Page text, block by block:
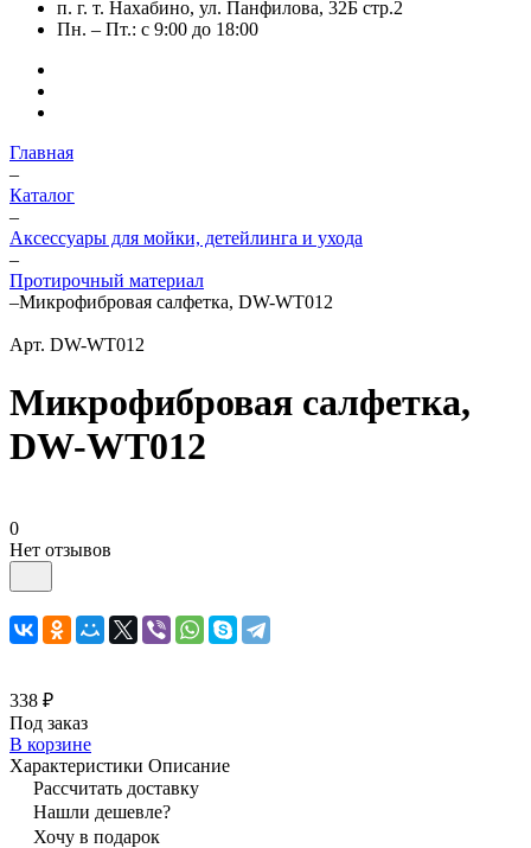
п. г. т. Нахабино, ул. Панфилова, 32Б стр.2
Пн. – Пт.: с 9:00 до 18:00
Главная
–
Каталог
–
Аксессуары для мойки, детейлинга и ухода
–
Протирочный материал
–Микрофибровая салфетка, DW-WT012
Арт. DW-WT012
Микрофибровая салфетка,
DW-WT012
0
Нет отзывов
338 ₽
Под заказ
В корзине
Характеристики Описание
Рассчитать доставку
Нашли дешевле?
Хочу в подарок